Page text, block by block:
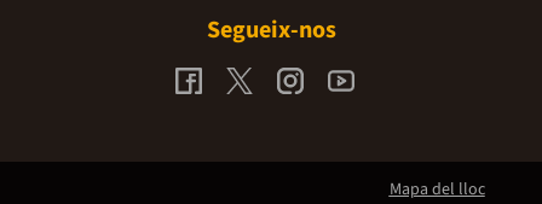
Segueix-nos
Mapa del lloc